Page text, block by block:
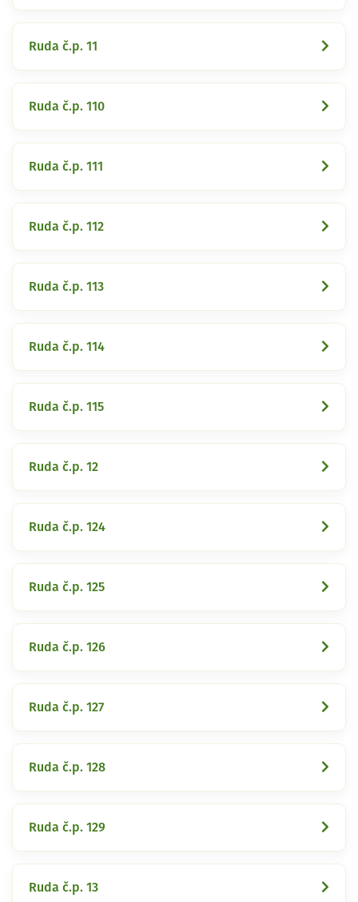
Ruda č.p. 11
Ruda č.p. 110
Ruda č.p. 111
Ruda č.p. 112
Ruda č.p. 113
Ruda č.p. 114
Ruda č.p. 115
Ruda č.p. 12
Ruda č.p. 124
Ruda č.p. 125
Ruda č.p. 126
Ruda č.p. 127
Ruda č.p. 128
Ruda č.p. 129
Ruda č.p. 13